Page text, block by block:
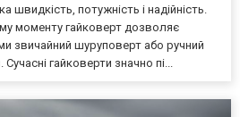
швидкість, потужність і надійність.
моменту гайковерт дозволяє
звичайний шуруповерт або ручний
гайковерти значно пі...